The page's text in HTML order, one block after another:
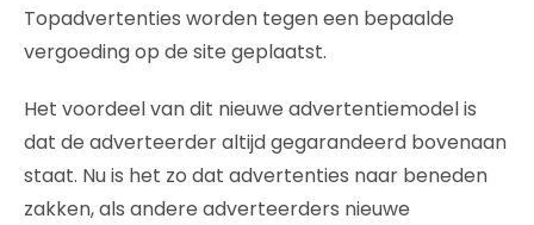
Topadvertenties worden tegen een bepaalde
vergoeding op de site geplaatst.
Het voordeel van dit nieuwe advertentiemodel is
dat de adverteerder altijd gegarandeerd bovenaan
staat. Nu is het zo dat advertenties naar beneden
zakken, als andere adverteerders nieuwe